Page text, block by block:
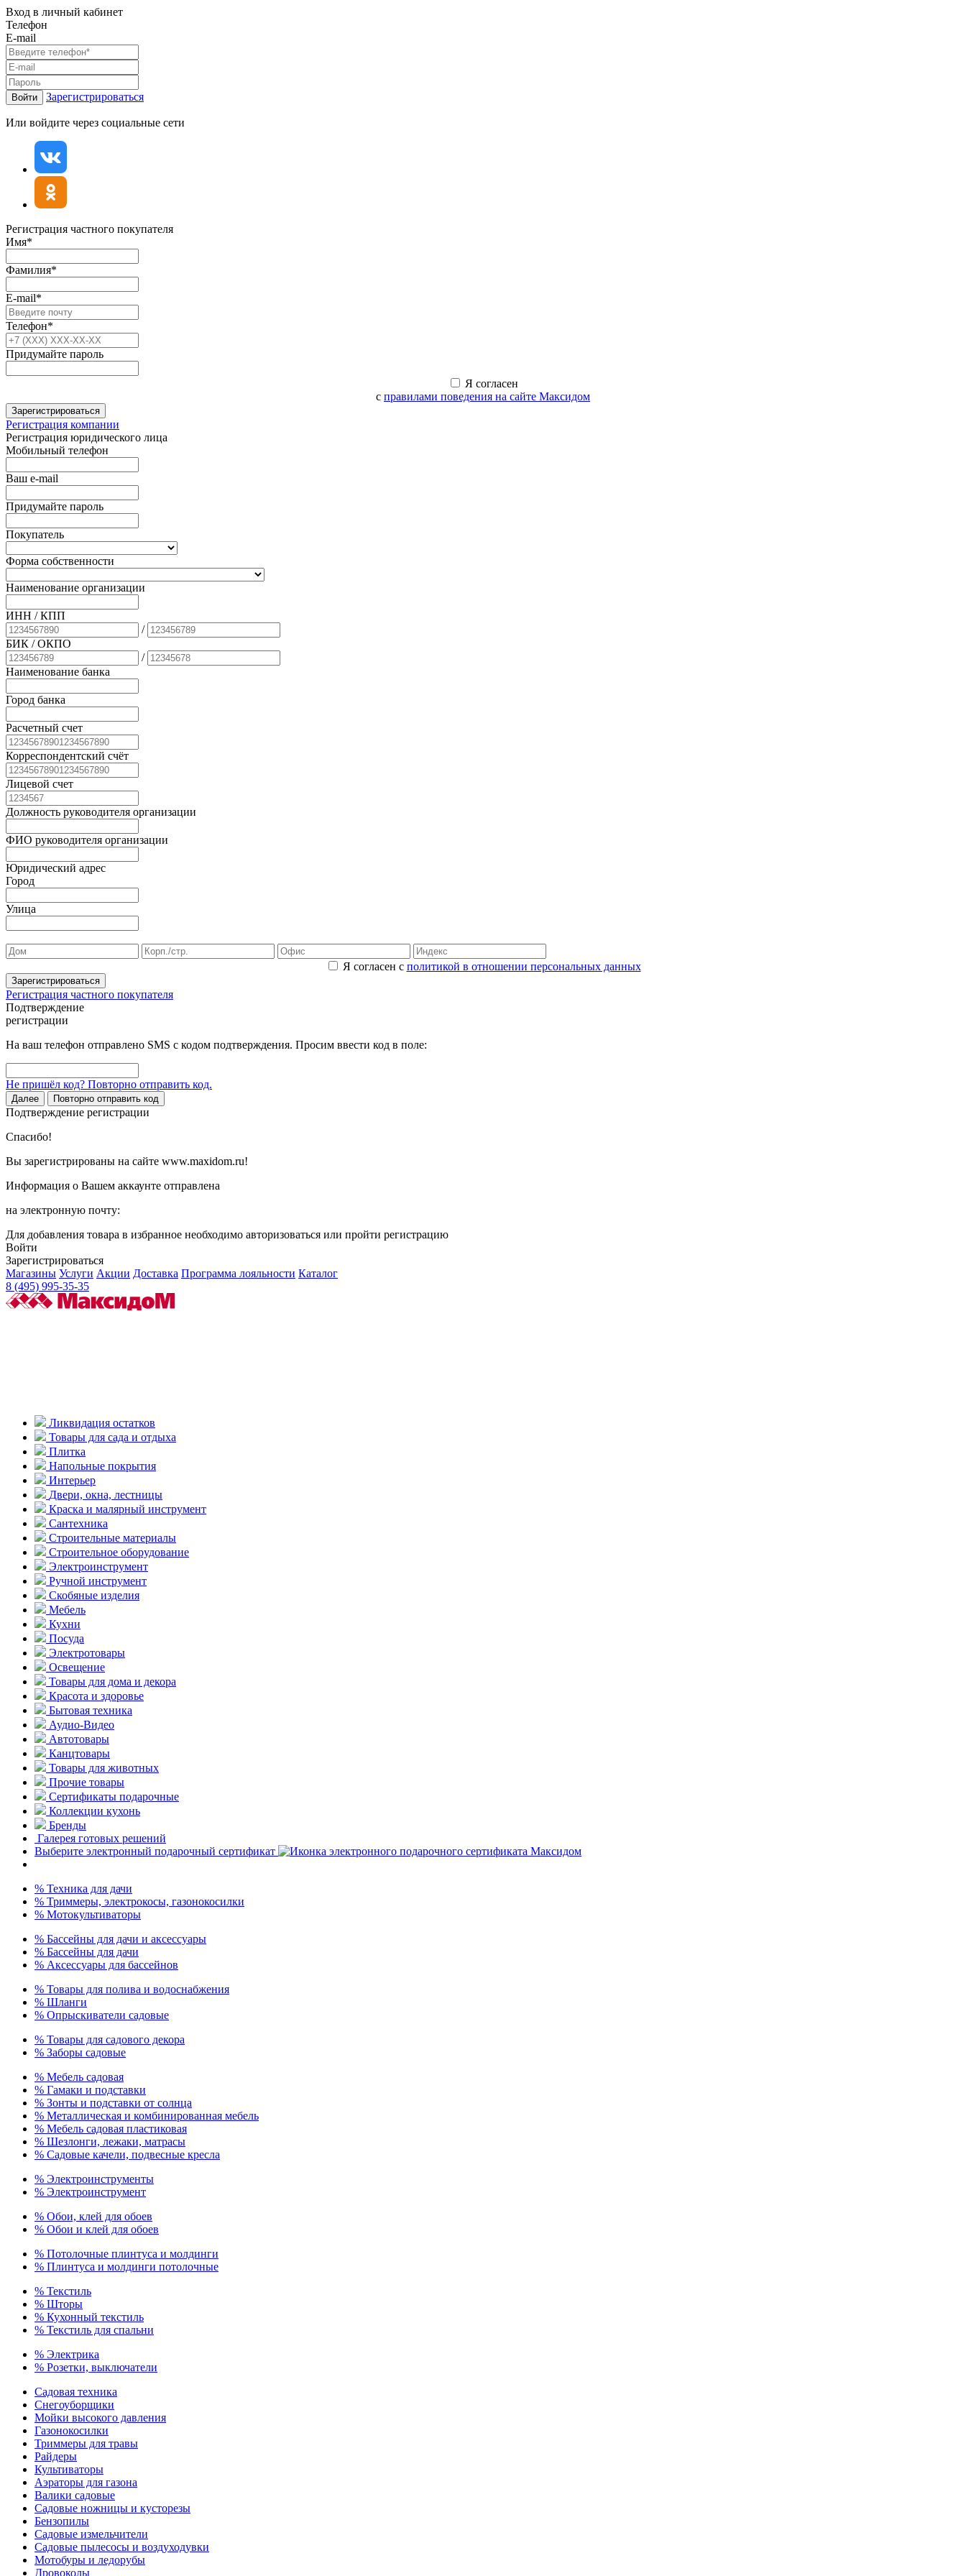
Вход в личный кабинет
Телефон
E-mail
Войти Зарегистрироваться
Или войдите через социальные сети
Регистрация частного покупателя
Имя*
Фамилия*
E-mail*
Телефон*
Придумайте пароль
Я согласен
с правилами поведения на сайте Максидом
Зарегистрироваться
Регистрация компании
Регистрация юридического лица
Мобильный телефон
Ваш e-mail
Придумайте пароль
Покупатель
Форма собственности
Наименование организации
ИНН / КПП
/
БИК / ОКПО
/
Наименование банка
Город банка
Расчетный счет
Корреспондентский счёт
Лицевой счет
Должность руководителя организации
ФИО руководителя организации
Юридический адрес
Город
Улица
Я согласен с политикой в отношении персональных данных
Зарегистрироваться
Регистрация частного покупателя
Подтверждение
регистрации
На ваш телефон отправлено SMS с кодом подтверждения. Просим ввести код в поле:
Не пришёл код? Повторно отправить код.
Далее Повторно отправить код
Подтверждение регистрации
Спасибо!
Вы зарегистрированы на сайте www.maxidom.ru!
Информация о Вашем аккаунте отправлена
на электронную почту:
Для добавления товара в избранное необходимо авторизоваться или пройти регистрацию
Войти
Зарегистрироваться
Магазины Услуги Акции Доставка Программа лояльности Каталог
8 (495) 995-35-35
Ликвидация остатков
Товары для сада и отдыха
Плитка
Напольные покрытия
Интерьер
Двери, окна, лестницы
Краска и малярный инструмент
Сантехника
Строительные материалы
Строительное оборудование
Электроинструмент
Ручной инструмент
Скобяные изделия
Мебель
Кухни
Посуда
Электротовары
Освещение
Товары для дома и декора
Красота и здоровье
Бытовая техника
Аудио-Видео
Автотовары
Канцтовары
Товары для животных
Прочие товары
Сертификаты подарочные
Коллекции кухонь
Бренды
Галерея готовых решений
Выберите электронный подарочный сертификат
% Техника для дачи
% Триммеры, электрокосы, газонокосилки
% Мотокультиваторы
% Бассейны для дачи и аксессуары
% Бассейны для дачи
% Аксессуары для бассейнов
% Товары для полива и водоснабжения
% Шланги
% Опрыскиватели садовые
% Товары для садового декора
% Заборы садовые
% Мебель садовая
% Гамаки и подставки
% Зонты и подставки от солнца
% Металлическая и комбинированная мебель
% Мебель садовая пластиковая
% Шезлонги, лежаки, матрасы
% Садовые качели, подвесные кресла
% Электроинструменты
% Электроинструмент
% Обои, клей для обоев
% Обои и клей для обоев
% Потолочные плинтуса и молдинги
% Плинтуса и молдинги потолочные
% Текстиль
% Шторы
% Кухонный текстиль
% Текстиль для спальни
% Электрика
% Розетки, выключатели
Садовая техника
Снегоуборщики
Мойки высокого давления
Газонокосилки
Триммеры для травы
Райдеры
Культиваторы
Аэраторы для газона
Валики садовые
Садовые ножницы и кусторезы
Бензопилы
Садовые измельчители
Садовые пылесосы и воздуходувки
Мотобуры и ледорубы
Дровоколы